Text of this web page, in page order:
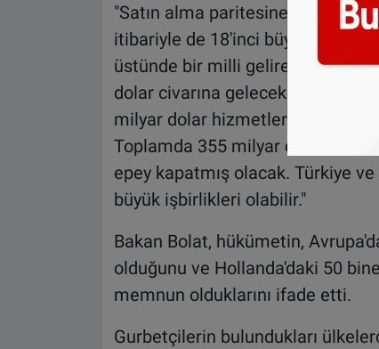
"Satın alma paritesine göre
itibariyle de 18'inci büyük ülkeyiz.
üstünde bir milli gelire sahip
dolar civarına gelecek. Dış
milyar dolar hizmetler ihracatı ve
Toplamda 355 milyar dolar döviz
epey kapatmış olacak. Türkiye
büyük işbirlikleri olabilir."
Bakan Bolat, hükümetin,
olduğunu ve Hollanda'daki 50
memnun olduklarını ifade etti.
Gurbetçilerin bulundukları